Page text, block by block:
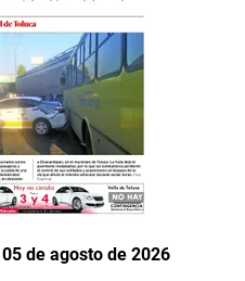
de agosto de 2026